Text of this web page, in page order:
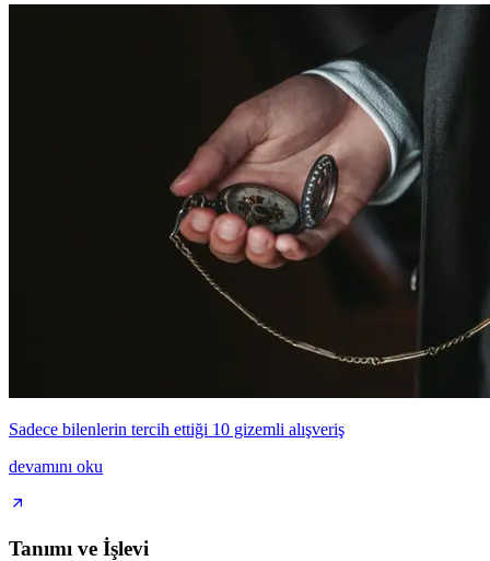
Sadece bilenlerin tercih ettiği 10 gizemli alışveriş
devamını oku
Tanımı ve İşlevi